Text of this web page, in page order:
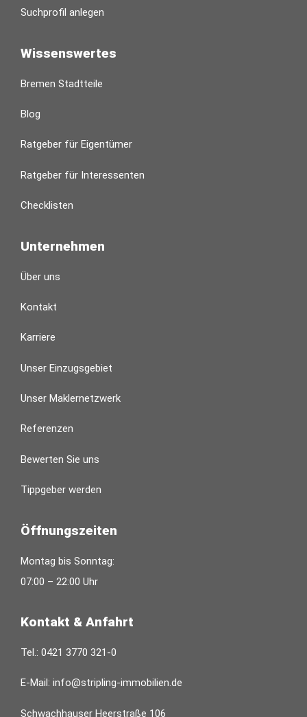
Suchprofil anlegen
Wissenswertes
Bremen Stadtteile
Blog
Ratgeber für Eigentümer
Ratgeber für Interessenten
Checklisten
Unternehmen
Über uns
Kontakt
Karriere
Unser Einzugsgebiet
Unser Maklernetzwerk
Referenzen
Bewerten Sie uns
Tippgeber werden
Öffnungszeiten
Montag bis Sonntag:
07:00 – 22:00 Uhr
Kontakt & Anfahrt
Tel.: 0421 3770 321-0
E-Mail: info@stripling-immobilien.de
Schwachhauser Heerstraße 106